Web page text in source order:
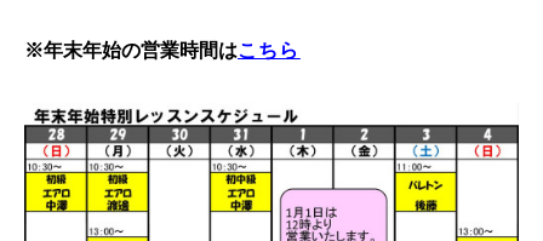
※年末年始の営業時間はこちら